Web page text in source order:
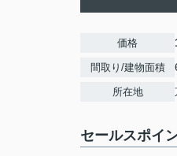
価格
間取り/建物面積
所在地
セールスポイ